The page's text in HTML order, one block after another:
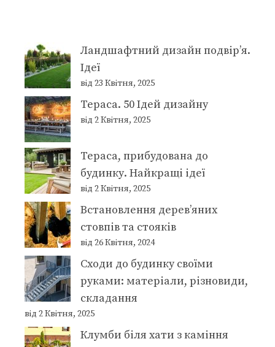
Ландшафтний дизайн подвір’я.
Ідеї
від 23 Квітня, 2025
Тераса. 50 Ідей дизайну
від 2 Квітня, 2025
Тераса, прибудована до
будинку. Найкращі ідеї
від 2 Квітня, 2025
Встановлення дерев’яних
стовпів та стояків
від 26 Квітня, 2024
Сходи до будинку своїми
руками: матеріали, різновиди,
складання
від 2 Квітня, 2025
Клумби біля хати з каміння